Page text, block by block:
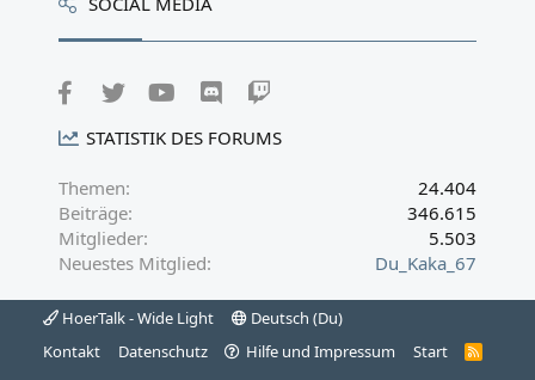
FacebookTwitter youtubeDiscord
STATISTIK DES FORUMS
Themen
24.404
Beiträge
346.615
Mitglieder
5.503
Neuestes Mitglied
Du_Kaka_67
HoerTalk - Wide Light
Deutsch (Du)
Kontakt
Datenschutz Hilfe und Impressum Start
R